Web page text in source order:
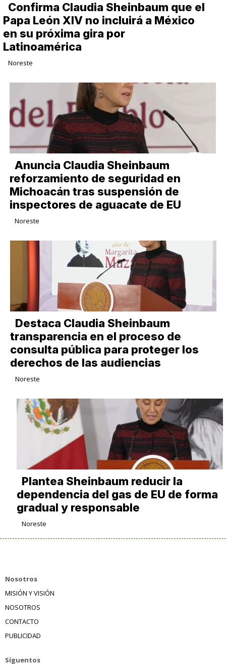
Confirma Claudia Sheinbaum que el
Papa León XIV no incluirá a México
en su próxima gira por
Latinoamérica
Noreste
Anuncia Claudia Sheinbaum
reforzamiento de seguridad en
Michoacán tras suspensión de
inspectores de aguacate de EU
Noreste
Destaca Claudia Sheinbaum
transparencia en el proceso de
consulta pública para proteger los
derechos de las audiencias
Noreste
Plantea Sheinbaum reducir la
dependencia del gas de EU de forma
gradual y responsable
Noreste
Nosotros
MISIÓN Y VISIÓN
NOSOTROS
CONTACTO
PUBLICIDAD
Síguentos